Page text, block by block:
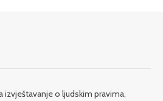
o ljudskim pravima,